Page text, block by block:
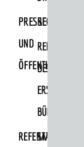
PRESSE-
UND REFERAT
DES
ERSTEN
REFERATSTABSSTELLE